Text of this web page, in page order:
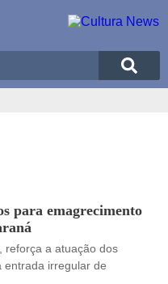
para emagrecimento
reforça a atuação dos
entrada irregular de